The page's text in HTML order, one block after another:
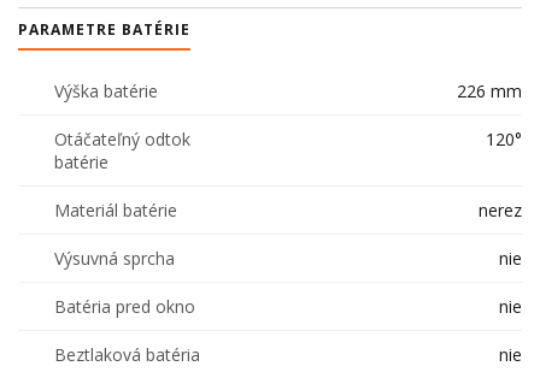
PARAMETRE BATÉRIE
Výška batérie 226 mm
Otáčateľný odtok
batérie
120°
Materiál batérie nerez
Výsuvná sprcha nie
Batéria pred okno nie
Beztlaková batéria nie